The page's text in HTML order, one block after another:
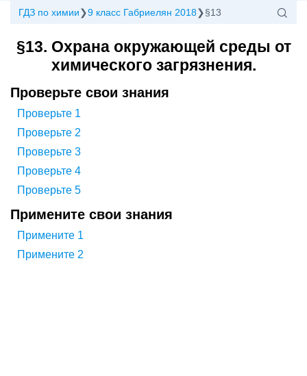
ГДЗ по химии 9 класс Габриелян 2018 §13
§13. Охрана окружающей среды от
химического загрязнения.
Проверьте свои знания
Проверьте 1
Проверьте 2
Проверьте 3
Проверьте 4
Проверьте 5
Примените свои знания
Примените 1
Примените 2